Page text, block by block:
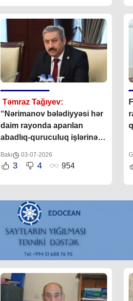
Təmraz Tağıyev:
“Nərimanov bələdiyyəsi hər
daim rayonda aparılan
abadlıq-quruculuq işlərinə
Bakı 03-07-2026
3 4 954